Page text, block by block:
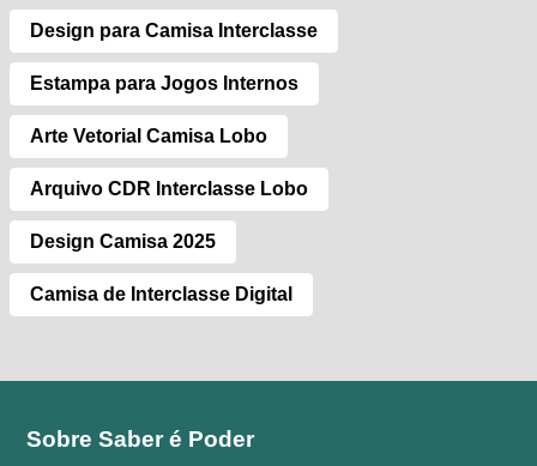
Design para Camisa Interclasse
Estampa para Jogos Internos
Arte Vetorial Camisa Lobo
Arquivo CDR Interclasse Lobo
Design Camisa 2025
Camisa de Interclasse Digital
Sobre Saber é Poder